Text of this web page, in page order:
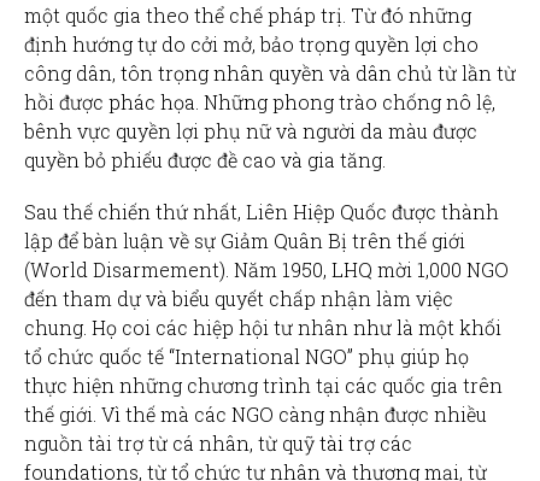
một quốc gia theo thể chế pháp trị. Từ đó những
định hướng tự do cởi mở, bảo trọng quyền lợi cho
công dân, tôn trọng nhân quyền và dân chủ từ lần từ
hồi được phác họa. Những phong trào chống nô lệ,
bênh vực quyền lợi phụ nữ và người da màu được
quyền bỏ phiếu được đề cao và gia tăng.
Sau thế chiến thứ nhất, Liên Hiệp Quốc được thành
lập để bàn luận về sự Giảm Quân Bị trên thế giới
(World Disarmement). Năm 1950, LHQ mời 1,000 NGO
đến tham dự và biểu quyết chấp nhận làm việc
chung. Họ coi các hiệp hội tư nhân như là một khối
tổ chức quốc tế “International NGO” phụ giúp họ
thực hiện những chương trình tại các quốc gia trên
thế giới. Vì thế mà các NGO càng nhận được nhiều
nguồn tài trợ từ cá nhân, từ quỹ tài trợ các
foundations, từ tổ chức tư nhân và thương mại, từ